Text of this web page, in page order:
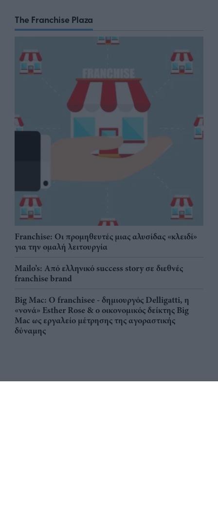
The Franchise Plaza
Franchise: Οι προμηθευτές μιας αλυσίδας «κλειδί»
για την ομαλή λειτουργία
Mailo’s: Από ελληνικό success story σε διεθνές
franchise brand
Big Mac: Ο franchisee - δημιουργός Delligatti, η
«νονά» Esther Rose & ο οικονομικός δείκτης Big
Mac ως εργαλείο μέτρησης της αγοραστικής
δύναμης